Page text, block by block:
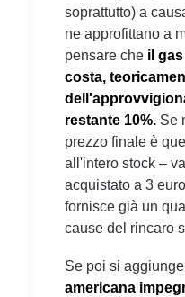
soprattutto) a
ne approfittano a
pensare che il
costa,
restante 10%. Se
prezzo finale è
all'intero stock –
acquistato a 3
fornisce già un
cause del rincaro
Se poi si
americana